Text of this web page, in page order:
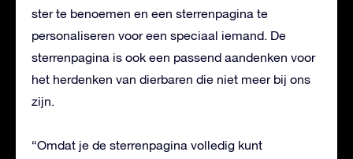
ster te benoemen en een sterrenpagina te
personaliseren voor een speciaal iemand. De
sterrenpagina is ook een passend aandenken voor
het herdenken van dierbaren die niet meer bij ons
zijn.
“Omdat je de sterrenpagina volledig kunt